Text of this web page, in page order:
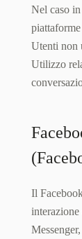
Nel caso
Utenti non
Utilizzo
Il